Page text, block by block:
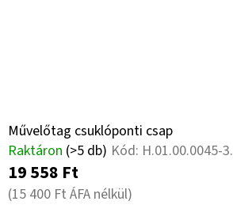
Művelőtag csuklóponti csap
Raktáron (>5 db) Kód: H.01.00.0045-3.
19 558 Ft
(15 400 Ft ÁFA nélkül)